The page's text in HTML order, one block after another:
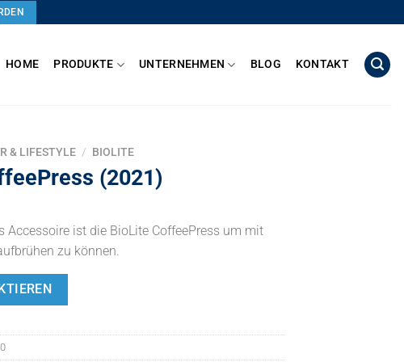
HOME PRODUKTE UNTERNEHMEN BLOG KONTAKT
& LIFESTYLE / BIOLITE
(2021)
Accessoire ist die BioLite CoffeePress um mit
zu können.